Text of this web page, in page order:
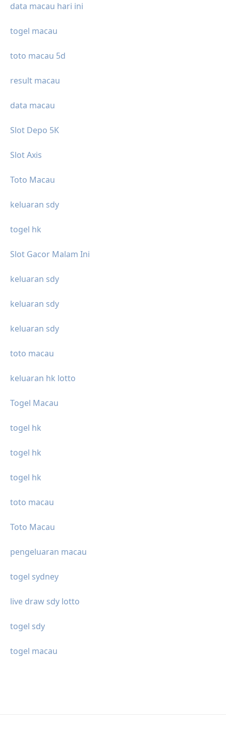
data macau hari ini
togel macau
toto macau 5d
result macau
data macau
Slot Depo 5K
Slot Axis
Toto Macau
keluaran sdy
togel hk
Slot Gacor Malam Ini
keluaran sdy
keluaran sdy
keluaran sdy
toto macau
keluaran hk lotto
Togel Macau
togel hk
togel hk
togel hk
toto macau
Toto Macau
pengeluaran macau
togel sydney
live draw sdy lotto
togel sdy
togel macau